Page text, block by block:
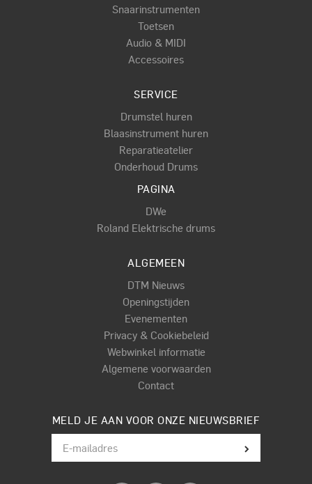
Snaarinstrumenten
Toetsen
Audio & MIDI
Accessoires
SERVICE
Drumstel huren
Blaasinstrument huren
Reparatieatelier
Onderhoud Drums
PAGINA
DWe
Roland Elektrische drums
ALGEMEEN
DTM Nieuws
Openingstijden
Evenementen
Privacy & Cookiebeleid
Webwinkel informatie
Algemene voorwaarden
Contact
MELD JE AAN VOOR ONZE NIEUWSBRIEF